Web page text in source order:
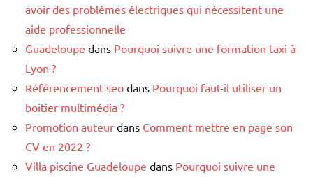
avoir des problèmes électriques qui nécessitent une
aide professionnelle
Guadeloupe dans Pourquoi suivre une formation taxi à
Lyon ?
Référencement seo dans Pourquoi faut-il utiliser un
boitier multimédia ?
Promotion auteur dans Comment mettre en page son
CV en 2022 ?
Villa piscine Guadeloupe dans Pourquoi suivre une